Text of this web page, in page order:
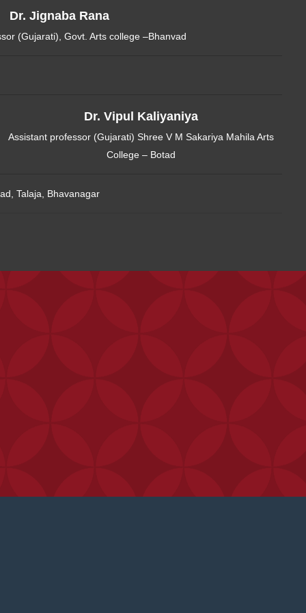
Dr. Jignaba Rana
(Gujarati), Govt. Arts college –Bhanvad
Dr. Vipul Kaliyaniya
Assistant professor (Gujarati) Shree V M Sakariya Mahila Arts
College – Botad
Talaja, Bhavanagar